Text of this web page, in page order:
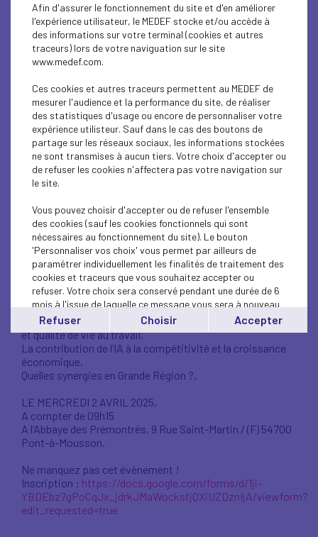
SEMINAIRE IA
GENERATIVE
Les partenaires de EURES-transfrontalier de la Grande
Région dont le MEDEF de MEURTHE-ET-MOSELLE fait
partie, avec le soutien financier de l’Union Européenne
vous invite à participer au séminaire « L'IA générative :
quels défis pour le marché du travail en Grande Région ? »
avec Gilles Babinet, Co-président du Conseil National du
Numerique (CNNum) depuis 2021, entrepreneur, auteur et
Plusieurs keynotes et tables rondes seront proposées
avec des intervenants français, luxembourgeois, belges et
allemands, sur les thèmes suivants :
L’IA générative, doctrine et éthique : témoignage d’un
expert,
Impacts sur l’emploi, le travail, les qualifications et les
recrutements,
Apports sur les adaptations en matière de sécurité, santé
et qualité de vie au travail,
La contribution de l’IA à la compétitivité et la croissance
économique,
Quelles synergies en Grande Région ?,
LE MERCREDI 2 AVRIL 2025,
A compter de 09h15
A l’Abbaye des Prémontrés, 9 Rue Saint-Martin / (F) 54700
Pont-à-Mousson.
Ne manquez pas cet évènement !
Inscription : https://docs.google.com/forms/d/1ji-
YBDEbz7gPoCqJx_jdrkJMaWocksfjQXiUZDznIjA/viewform?
edit_requested=true
Afin d'assurer le fonctionnement du site et d'en améliorer
l'expérience utilisateur, le MEDEF stocke et/ou accède à
des informations sur votre terminal (cookies et autres
traceurs) lors de votre naviguation sur le site
www.medef.com.
Ces cookies et autres traceurs permettent au MEDEF de
mesurer l'audience et la performance du site, de réaliser
des statistiques d'usage ou encore de personnaliser votre
expérience utilisteur. Sauf dans le cas des boutons de
partage sur les réseaux sociaux, les informations stockées
ne sont transmises à aucun tiers. Votre choix d'accepter ou
de refuser les cookies n'affectera pas votre navigation sur
le site.
Vous pouvez choisir d'accepter ou de refuser l'ensemble
des cookies (sauf les cookies fonctionnels qui sont
nécessaires au fonctionnement du site). Le bouton
'Personnaliser vos choix' vous permet par ailleurs de
paramétrer individuellement les finalités de traitement des
cookies et traceurs que vous souhaitez accepter ou
refuser. Votre choix sera conservé pendant une durée de 6
mois à l'issue de laquelle ce message vous sera à nouveau
affiché..
Vous pouvez modifier votre choix à tout moment en
cliquant sur le lien 'cookies'en bas de page.
Refuser Choisir Accepter